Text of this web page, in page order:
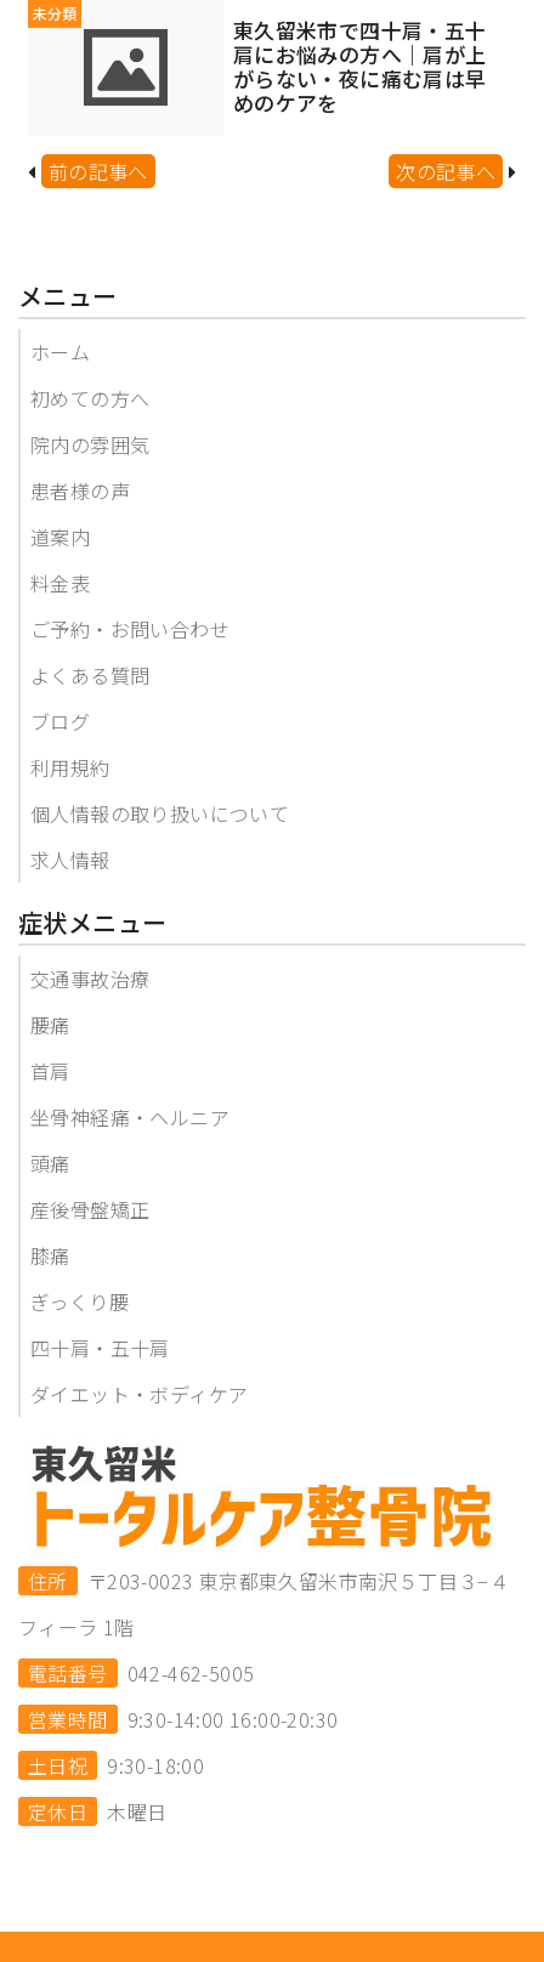
未分類
東久留米市で四十肩・五十
肩にお悩みの方へ｜肩が上
がらない・夜に痛む肩は早
めのケアを
前の記事へ 次の記事へ
メニュー
ホーム
初めての方へ
院内の雰囲気
患者様の声
道案内
料金表
ご予約・お問い合わせ
よくある質問
ブログ
利用規約
個人情報の取り扱いについて
求人情報
症状メニュー
交通事故治療
腰痛
首肩
坐骨神経痛・ヘルニア
頭痛
産後骨盤矯正
膝痛
ぎっくり腰
四十肩・五十肩
ダイエット・ボディケア
住所
〒203-0023 東京都東久留米市南沢５丁目３−４
フィーラ 1階
電話番号
042-462-5005
営業時間
9:30-14:00 16:00-20:30
土日祝
9:30-18:00
定休日
木曜日